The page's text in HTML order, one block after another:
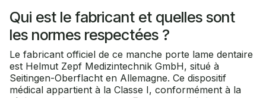
Qui est le fabricant et quelles sont
les normes respectées ?
Le fabricant officiel de ce manche porte lame dentaire
est Helmut Zepf Medizintechnik GmbH, situé à
Seitingen-Oberflacht en Allemagne. Ce dispositif
médical appartient à la Classe I, conformément à la